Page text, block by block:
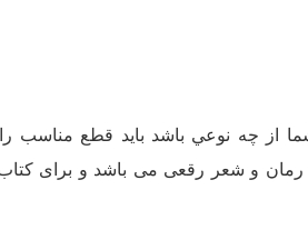
از چه نوعي باشد باید قطع مناسب
و شعر رقعی می باشد و برای